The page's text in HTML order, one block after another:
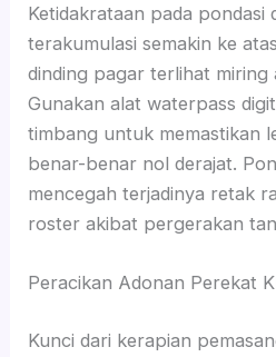
Ketidakrataan pada pondasi
terakumulasi semakin ke
dinding pagar terlihat miring
Gunakan alat waterpass
timbang untuk memastikan
benar-benar nol derajat.
mencegah terjadinya retak
roster akibat pergerakan
Peracikan Adonan Perekat
Kunci dari kerapian